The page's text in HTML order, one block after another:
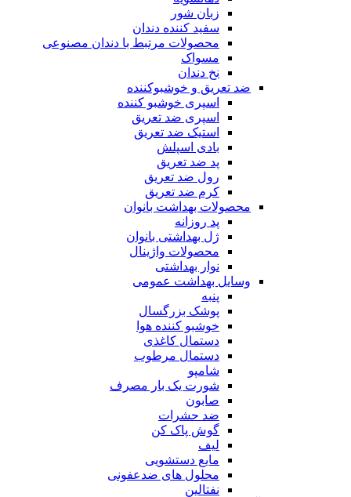
زبان شور
سفید کننده دندان
محصولات مرتبط با دندان مصنوعی
مسواک
نخ دندان
ضد تعریق و خوشبوکننده
اسپری خوشبو کننده
اسپری ضد تعریق
استیک ضد تعریق
بادی اسپلش
پد ضد تعریق
رول ضد تعریق
کرم ضد تعریق
محصولات بهداشت بانوان
پد روزانه
ژل بهداشتی بانوان
محصولات واژینال
نوار بهداشتی
وسایل بهداشت عمومی
پنبه
پوشک بزرگسال
خوشبو کننده هوا
دستمال کاغذی
دستمال مرطوب
شامپو
شورت یک بار مصرف
صابون
ضد حشرات
گوش پاک کن
لیف
مایع دستشویی
محلول های ضدعفونی
نفتالین